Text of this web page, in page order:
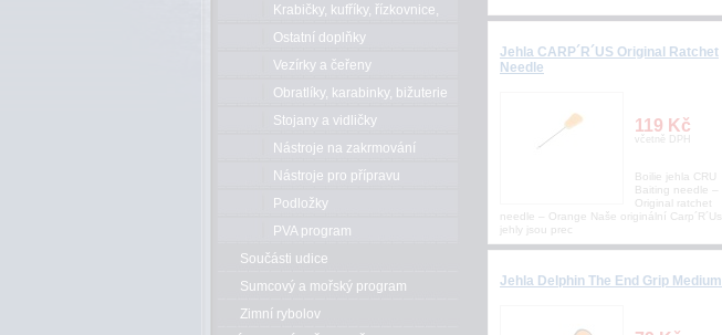
Jehla CARP´R´US Original Ratchet
Needle
119 Kč
včetně DPH
Boilie jehla CRU
Baiting needle –
Original ratchet
needle – Orange Naše originální Carp´R´Us
jehly jsou prec
Jehla Delphin The End Grip Medium
Krabičky, kufříky, řízkovnice,
kbelíky
Ostatní doplňky
Vezírky a čeřeny
Obratlíky, karabinky, bižuterie
Stojany a vidličky
Nástroje na zakrmování
Nástroje pro přípravu
Podložky
PVA program
Součásti udice
Sumcový a mořský program
Zimní rybolov